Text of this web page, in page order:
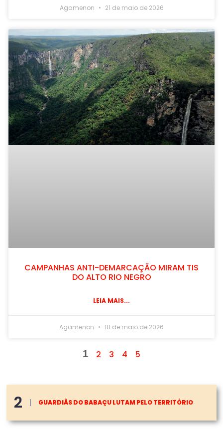
Agamenon 21 de maio de 2026
CAMPANHAS ANTI-DEMARCAÇÃO MIRAM TIS
DO ALTO RIO NEGRO
LEIA MAIS...
Agamenon 18 de maio de 2026
1 2 3 4 5
2 GUARDIÃS DO BABAÇU LUTAM PELO TERRITÓRIO